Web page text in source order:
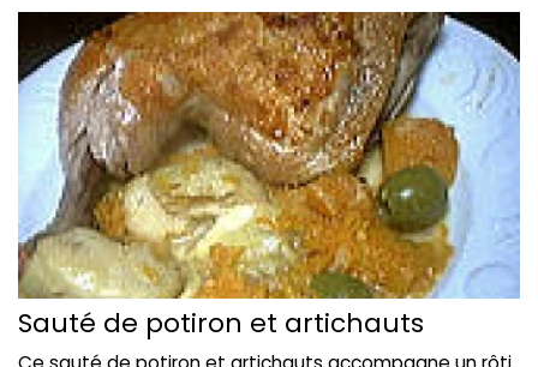
Sauté de potiron et artichauts